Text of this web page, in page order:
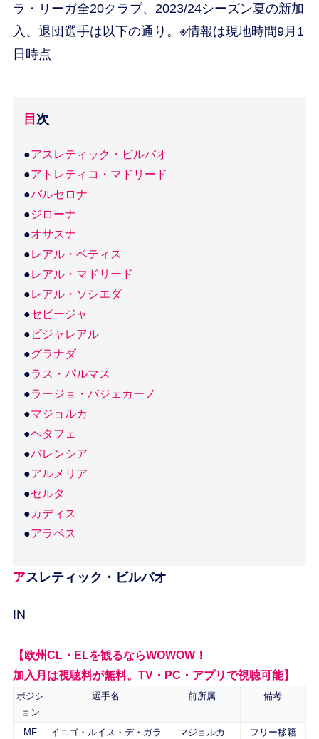
ラ・リーガ全20クラブ、2023/24シーズン夏の新加
入、退団選手は以下の通り。※情報は現地時間9月1
日時点
目次
●アスレティック・ビルバオ
●アトレティコ・マドリード
●バルセロナ
●ジローナ
●オサスナ
●レアル・ベティス
●レアル・マドリード
●レアル・ソシエダ
●セビージャ
● ビジャレアル
●グラナダ
●ラス・パルマス
●ラージョ・バジェカーノ
●マジョルカ
●ヘタフェ
●バレンシア
●アルメリア
●セルタ
●カディス
●アラベス
アスレティック・ビルバオ
IN
【欧州CL・ELを観るならWOWOW！
加入月は視聴料が無料。TV・PC・アプリで視聴可能】
ポジシ
ョン
選手名 前所属 備考
MF
イニゴ・ルイス・デ・ガラ
マジョルカ フリー移籍